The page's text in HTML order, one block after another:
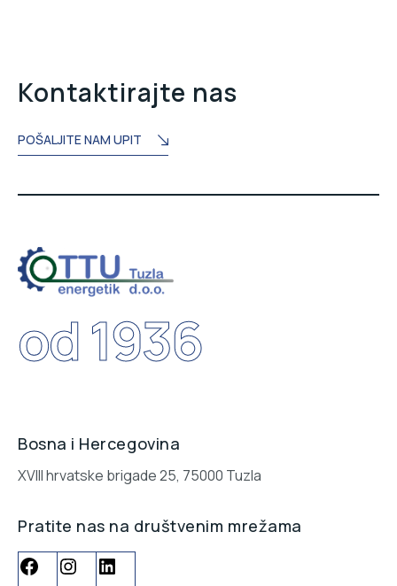
Kontaktirajte nas
POŠALJITE NAM UPIT
od 1936
Bosna i Hercegovina
XVIII hrvatske brigade 25, 75000 Tuzla
Pratite nas na društvenim mrežama
FacebookInstagram